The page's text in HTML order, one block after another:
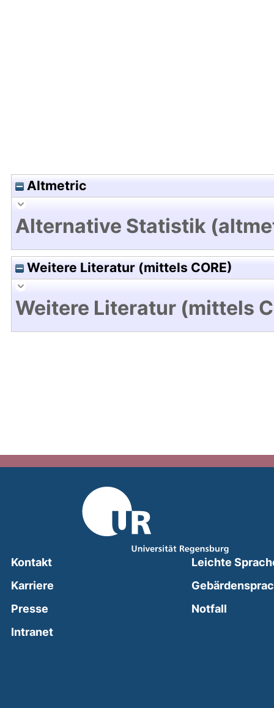
Altmetric
Alternative Statistik
Weitere Literatur (mittels CORE)
Weitere Literatur (mittels
Kontakt
Karriere
Presse
Intranet(external link, opens in a new window)
Leichte
Notfall